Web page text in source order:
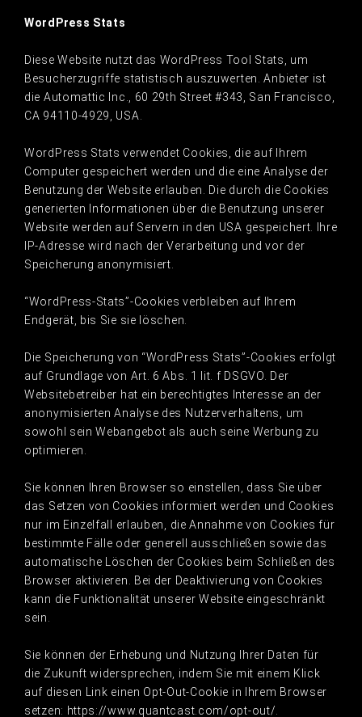
WordPress Stats
Diese Website nutzt das WordPress Tool Stats, um
Besucherzugriffe statistisch auszuwerten. Anbieter ist
die Automattic Inc., 60 29th Street #343, San Francisco,
CA 94110-4929, USA.
WordPress Stats verwendet Cookies, die auf Ihrem
Computer gespeichert werden und die eine Analyse der
Benutzung der Website erlauben. Die durch die Cookies
generierten Informationen über die Benutzung unserer
Website werden auf Servern in den USA gespeichert. Ihre
IP-Adresse wird nach der Verarbeitung und vor der
Speicherung anonymisiert.
“WordPress-Stats”-Cookies verbleiben auf Ihrem
Endgerät, bis Sie sie löschen.
Die Speicherung von “WordPress Stats”-Cookies erfolgt
auf Grundlage von Art. 6 Abs. 1 lit. f DSGVO. Der
Websitebetreiber hat ein berechtigtes Interesse an der
anonymisierten Analyse des Nutzerverhaltens, um
sowohl sein Webangebot als auch seine Werbung zu
optimieren.
Sie können Ihren Browser so einstellen, dass Sie über
das Setzen von Cookies informiert werden und Cookies
nur im Einzelfall erlauben, die Annahme von Cookies für
bestimmte Fälle oder generell ausschließen sowie das
automatische Löschen der Cookies beim Schließen des
Browser aktivieren. Bei der Deaktivierung von Cookies
kann die Funktionalität unserer Website eingeschränkt
sein.
Sie können der Erhebung und Nutzung Ihrer Daten für
die Zukunft widersprechen, indem Sie mit einem Klick
auf diesen Link einen Opt-Out-Cookie in Ihrem Browser
setzen: https://www.quantcast.com/opt-out/.